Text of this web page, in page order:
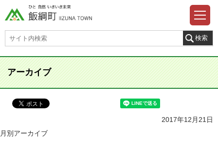
アーカイブ
2017年12月21日
月別アーカイブ